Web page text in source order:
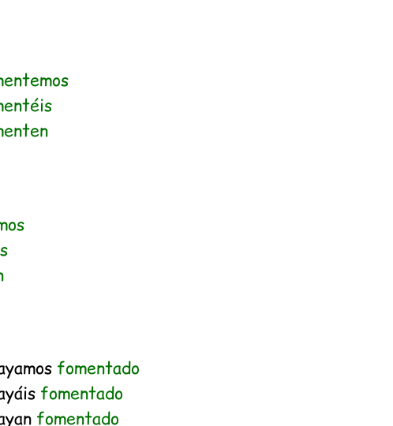
fomentado
fomentado
fomentado